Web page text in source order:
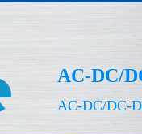
AC-DC/
AC-DC/DC-